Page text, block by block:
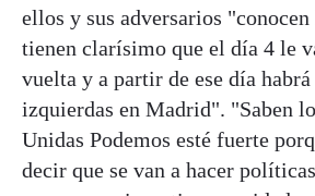
ellos y sus adversarios
tienen clarísimo que el día 4 le
vuelta y a partir de ese día
izquierdas en Madrid". "Saben
Unidas Podemos esté fuerte
decir que se van a hacer